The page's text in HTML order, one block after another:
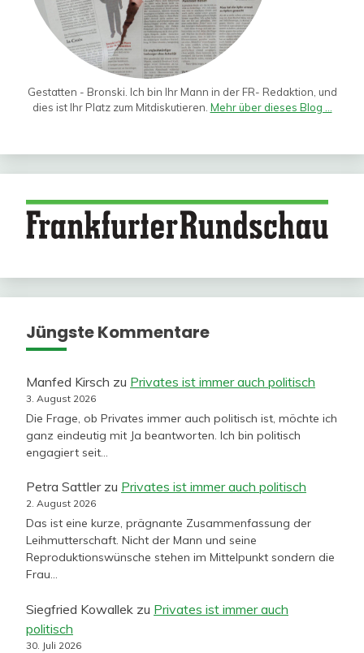
Gestatten - Bronski. Ich bin Ihr Mann in der FR- Redaktion, und
dies ist Ihr Platz zum Mitdiskutieren. Mehr über dieses Blog ...
Jüngste Kommentare
Manfed Kirsch zu Privates ist immer auch politisch
3. August 2026
Die Frage, ob Privates immer auch politisch ist, möchte ich
ganz eindeutig mit Ja beantworten. Ich bin politisch
engagiert seit…
Petra Sattlerzu Privates ist immer auch politisch
2. August 2026
Das ist eine kurze, prägnante Zusammenfassung der
Leihmutterschaft. Nicht der Mann und seine
Reproduktionswünsche stehen im Mittelpunkt sondern die
Frau…
Siegfried Kowallek zu Privates ist immer auch
politisch
30. Juli 2026